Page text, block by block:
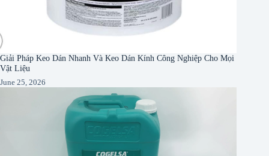
Giải Pháp Keo Dán Nhanh Và Keo Dán Kính Công Nghiệp Cho Mọi
Vật Liệu
June 25, 2026